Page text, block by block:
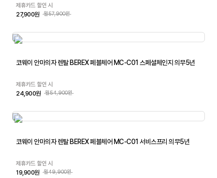
제휴카드 할인 시
27,900원 월57,900원
코웨이 안마의자 렌탈 BEREX 페블체어 MC-C01 스페셜체인지 의무5년
제휴카드 할인 시
24,900원 월54,900원
코웨이 안마의자 렌탈 BEREX 페블체어 MC-C01 서비스프리 의무5년
제휴카드 할인 시
19,900원 월49,900원